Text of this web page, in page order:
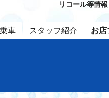
車 スタッフ紹介 お店
リコール等情報